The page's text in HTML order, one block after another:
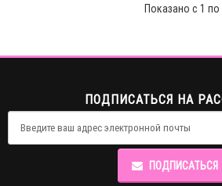
Показано с 1 по
ПОДПИСАТЬСЯ НА
ПОДПИСАТЬСЯ